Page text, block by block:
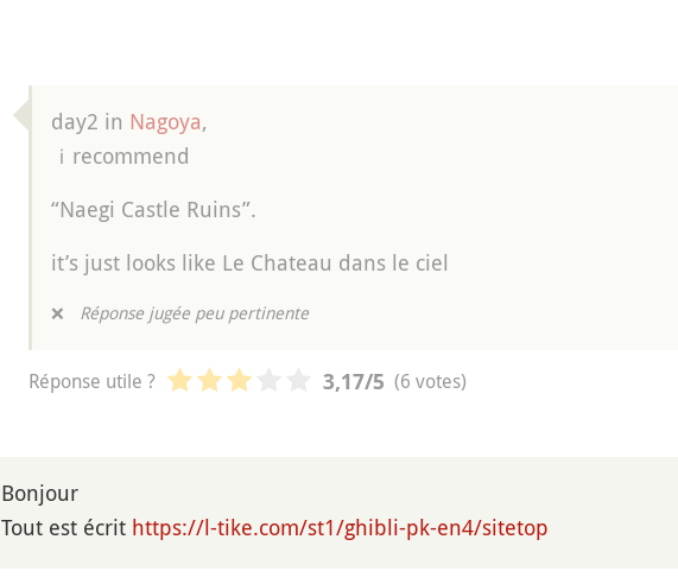
day2 in Nagoya,
ｉrecommend
“Naegi Castle Ruins”.
it’s just looks like Le Chateau dans le ciel
❌ Réponse jugée peu pertinente
Réponse utile ? 3,17/5 (6 votes)
Bonjour
Tout est écrit https://l-tike.com/st1/ghibli-pk-en4/sitetop